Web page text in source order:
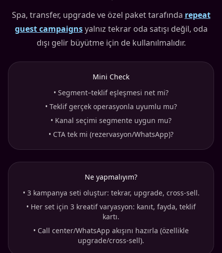
Spa, transfer, upgrade ve özel paket tarafında repeat
guest campaignsyalnız tekrar oda satışı değil, oda
dışı gelir büyütme için de kullanılmalıdır.
Mini Check
• Segment–teklif eşleşmesi net mi?
• Teklif gerçek operasyonla uyumlu mu?
• Kanal seçimi segmente uygun mu?
• CTA tek mi (rezervasyon/WhatsApp)?
Ne yapmalıyım?
• 3 kampanya seti oluştur: tekrar, upgrade, cross-sell.
• Her set için 3 kreatif varyasyon: kanıt, fayda, teklif
kartı.
• Call center/WhatsApp akışını hazırla (özellikle
upgrade/cross-sell).